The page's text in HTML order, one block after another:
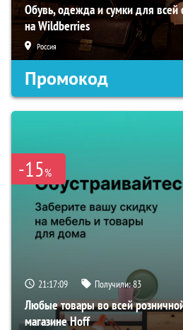
Обувь, одежда и сумки для всей
на Wildberries
Россия
Промокод
-15%
21:17:08 Получили:83
Любые товары во всей
магазине Hoff